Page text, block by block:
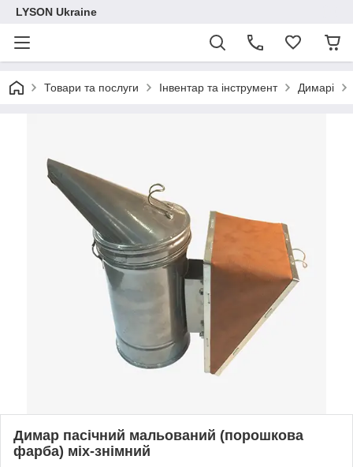
LYSON Ukraine
Товари та послуги Інвентар та інструмент Димарі
Димар пасічний мальований (порошкова
фарба) міх-знімний